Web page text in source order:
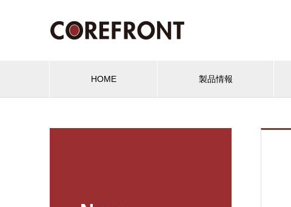
HOME 製品情報